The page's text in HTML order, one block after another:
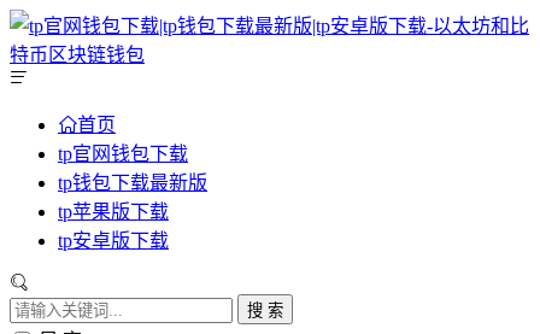
首页
tp官网钱包下载
tp钱包下载最新版
tp苹果版下载
tp安卓版下载
搜 索